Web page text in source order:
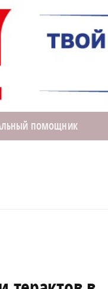
ПОМОЩНИК